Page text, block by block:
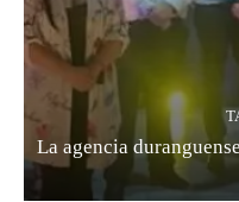
La agencia